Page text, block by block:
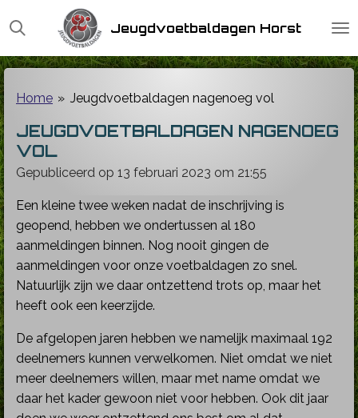
Ga
direct
naar
hoofdinhoud
Jeugdvoetbaldagen Horst
Home » Jeugdvoetbaldagen nagenoeg vol
JEUGDVOETBALDAGEN NAGENOEG
VOL
Gepubliceerd op 13 februari 2023 om 21:55
Een kleine twee weken nadat de inschrijving is
geopend, hebben we ondertussen al 180
aanmeldingen binnen. Nog nooit gingen de
aanmeldingen voor onze voetbaldagen zo snel.
Natuurlijk zijn we daar ontzettend trots op, maar het
heeft ook een keerzijde.
De afgelopen jaren hebben we namelijk maximaal 192
deelnemers kunnen verwelkomen. Niet omdat we niet
meer deelnemers willen, maar met name omdat we
daar het kader gewoon niet voor hebben. Ook dit jaar